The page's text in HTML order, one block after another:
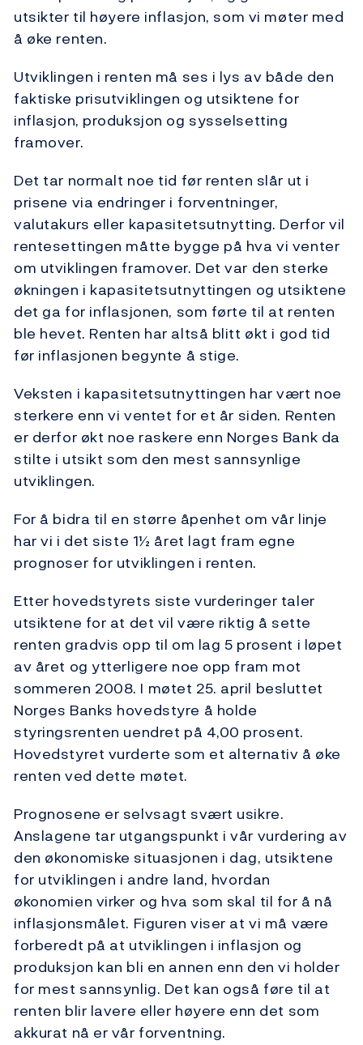
utsikter til høyere inflasjon, som vi møter med
å øke renten.
Utviklingen i renten må ses i lys av både den
faktiske prisutviklingen og utsiktene for
inflasjon, produksjon og sysselsetting
framover.
Det tar normalt noe tid før renten slår ut i
prisene via endringer i forventninger,
valutakurs eller kapasitetsutnytting. Derfor vil
rentesettingen måtte bygge på hva vi venter
om utviklingen framover. Det var den sterke
økningen i kapasitetsutnyttingen og utsiktene
det ga for inflasjonen, som førte til at renten
ble hevet. Renten har altså blitt økt i god tid
før inflasjonen begynte å stige.
Veksten i kapasitetsutnyttingen har vært noe
sterkere enn vi ventet for et år siden. Renten
er derfor økt noe raskere enn Norges Bank da
stilte i utsikt som den mest sannsynlige
utviklingen.
For å bidra til en større åpenhet om vår linje
har vi i det siste 1½ året lagt fram egne
prognoser for utviklingen i renten.
Etter hovedstyrets siste vurderinger taler
utsiktene for at det vil være riktig å sette
renten gradvis opp til om lag 5 prosent i løpet
av året og ytterligere noe opp fram mot
sommeren 2008. I møtet 25. april besluttet
Norges Banks hovedstyre å holde
styringsrenten uendret på 4,00 prosent.
Hovedstyret vurderte som et alternativ å øke
renten ved dette møtet.
Prognosene er selvsagt svært usikre.
Anslagene tar utgangspunkt i vår vurdering av
den økonomiske situasjonen i dag, utsiktene
for utviklingen i andre land, hvordan
økonomien virker og hva som skal til for å nå
inflasjonsmålet. Figuren viser at vi må være
forberedt på at utviklingen i inflasjon og
produksjon kan bli en annen enn den vi holder
for mest sannsynlig. Det kan også føre til at
renten blir lavere eller høyere enn det som
akkurat nå er vår forventning.